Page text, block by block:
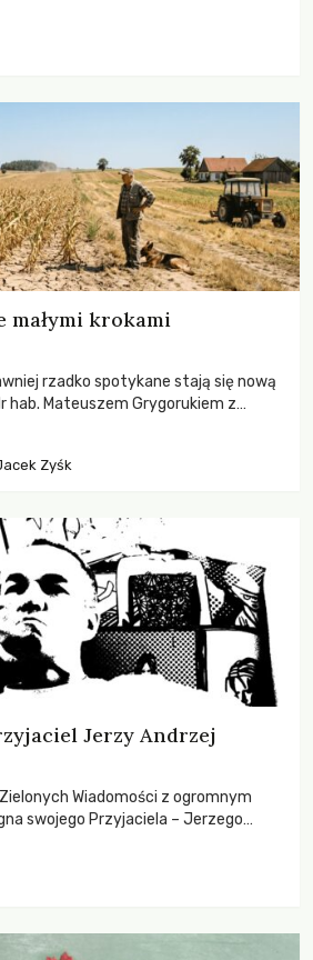
dla przyrody i zwierząt,
w Polsce.
małymi krokami
rzadko spotykane stają się nową
hab. Mateuszem Grygorukiem z
Zyśk
Jerzy Andrzej
Wiadomości z ogromnym
swojego Przyjaciela – Jerzego